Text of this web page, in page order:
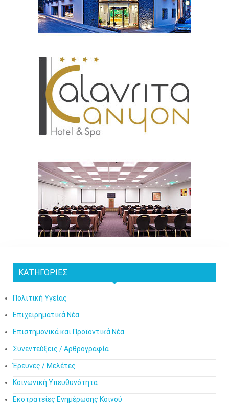
ΚΑΤΗΓΟΡΊΕΣ
Πολιτική Υγείας
Επιχειρηματικά Νέα
Επιστημονικά και Προϊοντικά Νέα
Συνεντεύξεις / Αρθρογραφία
Έρευνες / Μελέτες
Κοινωνική Υπευθυνότητα
Εκστρατείες Ενημέρωσης Κοινού